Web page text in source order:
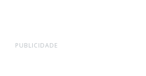
PUBLICIDADE